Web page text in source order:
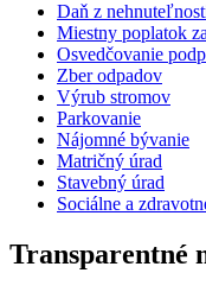
Daň z
Miestny poplatok
Osvedčovanie
Zber odpadov
Výrub stromov
Parkovanie
Nájomné bývanie
Matričný úrad
Stavebný úrad
Sociálne a
Transparentné